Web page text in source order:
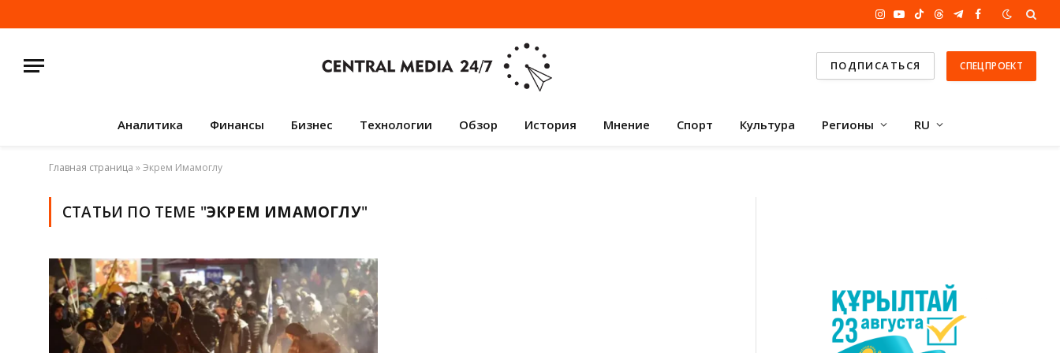
Instagram
YouTube
TikTokThreadsTelegram
Facebook
ПОДПИСАТЬСЯ СПЕЦПРОЕКТ
Аналитика Финансы Бизнес Технологии Обзор История Мнение Спорт Культура Регионы RU
Главная страница »Экрем Имамоглу
СТАТЬИ ПО ТЕМЕ "ЭКРЕМ ИМАМОГЛУ"